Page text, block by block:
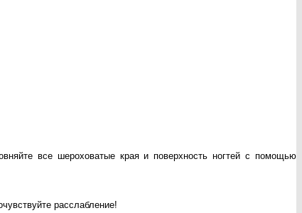
все шероховатые края и поверхность ногтей с помощью
расслабление!